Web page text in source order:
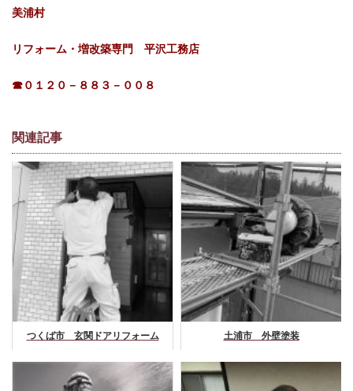
美浦村
リフォーム・増改築専門 平沢工務店
☎０１２０－８８３－００８
関連記事
つくば市 玄関ドアリフォーム 土浦市 外壁塗装